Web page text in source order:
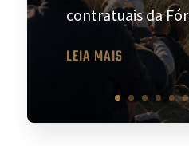
contratuais da
LEIA MAIS